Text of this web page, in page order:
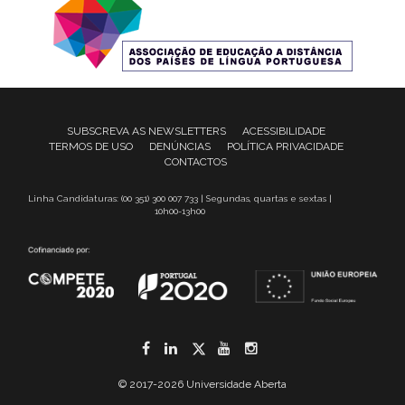
SUBSCREVA AS NEWSLETTERS
ACESSIBILIDADE
TERMOS DE USO
DENÚNCIAS
POLÍTICA PRIVACIDADE
CONTACTOS
Linha Candidaturas: (00 351) 300 007 733 | Segundas, quartas e sextas |
10h00-13h00
Facebook
LinkedIn
Twitter
YouTube
© 2017-2026 Universidade Aberta